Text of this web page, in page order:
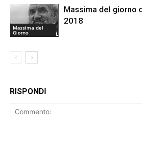
Massima del
Giorno
Massima del giorno
2018
RISPONDI